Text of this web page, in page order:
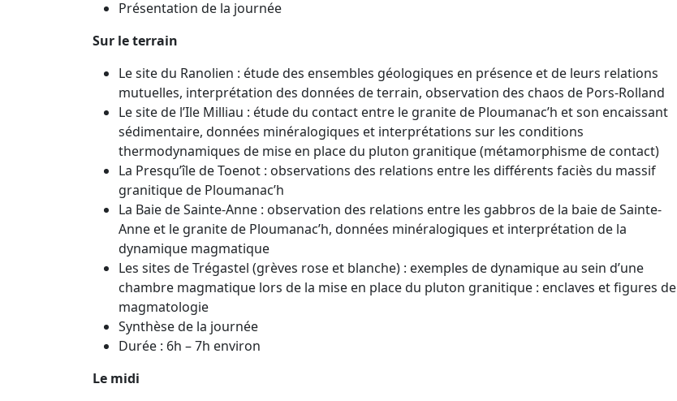
Présentation de la journée
Sur le terrain
Le site du Ranolien : étude des ensembles géologiques en présence et de leurs relations
mutuelles, interprétation des données de terrain, observation des chaos de Pors-Rolland
Le site de l’Ile Milliau : étude du contact entre le granite de Ploumanac’h et son encaissant
sédimentaire, données minéralogiques et interprétations sur les conditions
thermodynamiques de mise en place du pluton granitique (métamorphisme de contact)
La Presqu’île de Toenot : observations des relations entre les différents faciès du massif
granitique de Ploumanac’h
La Baie de Sainte-Anne : observation des relations entre les gabbros de la baie de Sainte-
Anne et le granite de Ploumanac’h, données minéralogiques et interprétation de la
dynamique magmatique
Les sites de Trégastel (grèves rose et blanche) : exemples de dynamique au sein d’une
chambre magmatique lors de la mise en place du pluton granitique : enclaves et figures de
magmatologie
Synthèse de la journée
Durée : 6h – 7h environ
Le midi